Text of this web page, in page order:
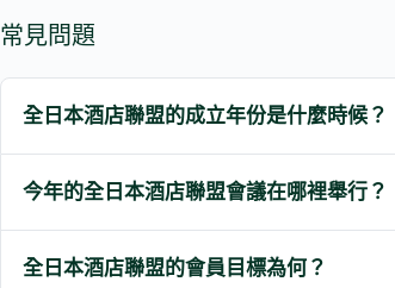
常見問題
全日本酒店聯盟的成立年份是什麼時候？
今年的全日本酒店聯盟會議在哪裡舉行？
全日本酒店聯盟的會員目標為何？